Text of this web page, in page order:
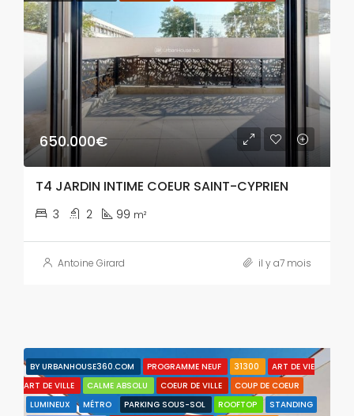
650.000€
T4 JARDIN INTIME COEUR SAINT-CYPRIEN
3 2 99 m²
Antoine Girard il y a7 mois
BY URBANHOUSE360.COM PROGRAMME NEUF 31300
ART DE VIE
ART DE VILLE
CALME ABSOLU COEUR DE VILLE
COUP DE COEUR
LUMINEUX
MÉTRO PARKING SOUS-SOL ROOFTOP STANDING